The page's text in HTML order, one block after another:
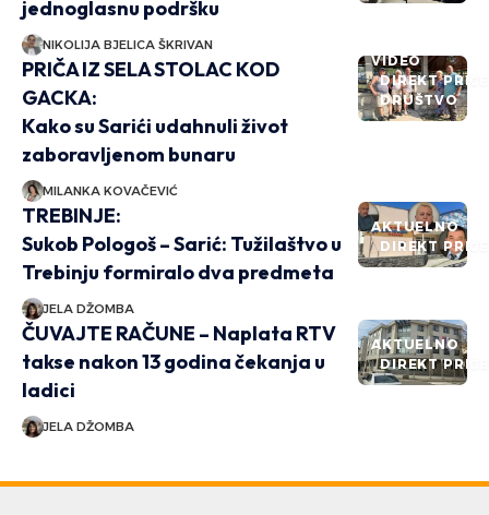
jednoglasnu podršku
NIKOLIJA BJELICA ŠKRIVAN
VIDEO
DIREKT PRIČE
DRUŠTVO
PRIČA IZ SELA STOLAC KOD
GACKA:
Kako su Sarići udahnuli život
zaboravljenom bunaru
MILANKA KOVAČEVIĆ
AKTUELNO
DIREKT PRIČE
TREBINJE:
Sukob Pologoš – Sarić: Tužilaštvo u
Trebinju formiralo dva predmeta
JELA DŽOMBA
AKTUELNO
DIREKT PRIČE
ČUVAJTE RAČUNE – Naplata RTV
takse nakon 13 godina čekanja u
ladici
JELA DŽOMBA